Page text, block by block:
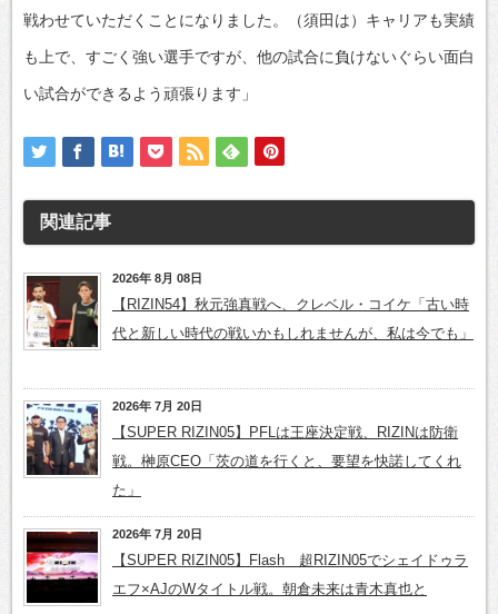
戦わせていただくことになりました。（須田は）キャリアも実績
も上で、すごく強い選手ですが、他の試合に負けないぐらい面白
い試合ができるよう頑張ります」
関連記事
2026年 8月 08日
【RIZIN54】秋元強真戦へ、クレベル・コイケ「古い時
代と新しい時代の戦いかもしれませんが、私は今でも」
2026年 7月 20日
【SUPER RIZIN05】PFLは王座決定戦、RIZINは防衛
戦。榊原CEO「茨の道を行くと、要望を快諾してくれ
た」
2026年 7月 20日
【SUPER RIZIN05】Flash 超RIZIN05でシェイドゥラ
エフ×AJのWタイトル戦。朝倉未来は青木真也と